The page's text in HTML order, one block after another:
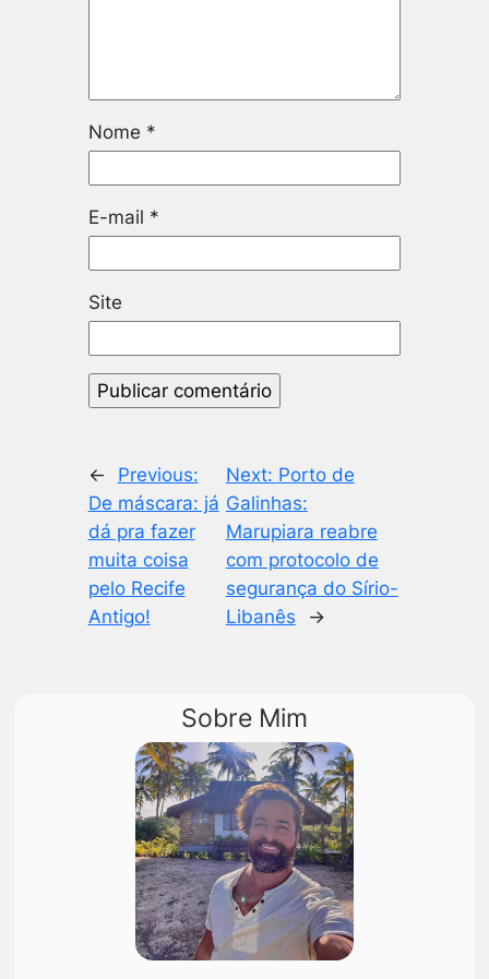
Nome *
E-mail *
Site
←
Previous:
De máscara: já
dá pra fazer
muita coisa
pelo Recife
Antigo!
Next: Porto de
Galinhas:
Marupiara reabre
com protocolo de
segurança do Sírio-
Libanês
→
Sobre Mim